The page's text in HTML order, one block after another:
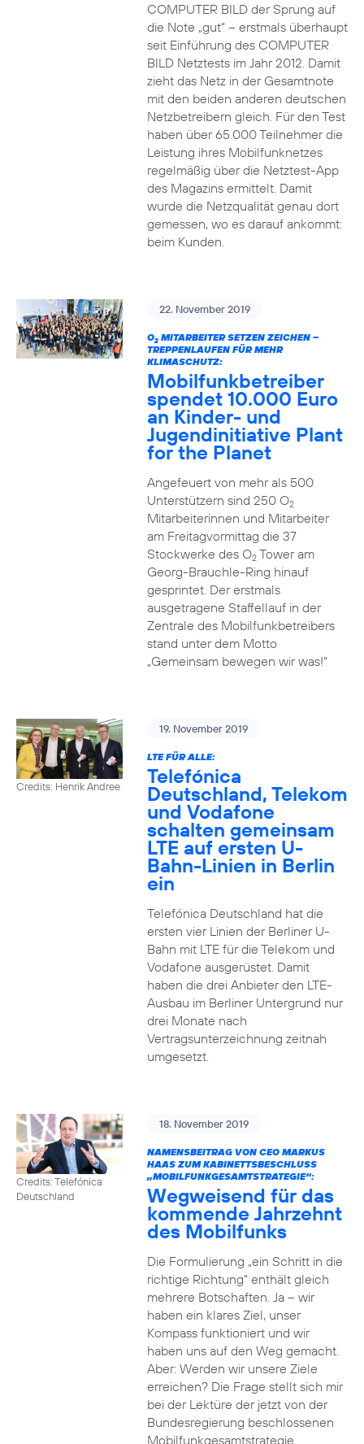
COMPUTER BILD der Sprung auf
die Note „gut“ – erstmals überhaupt
seit Einführung des COMPUTER
BILD Netztests im Jahr 2012. Damit
zieht das Netz in der Gesamtnote
mit den beiden anderen deutschen
Netzbetreibern gleich. Für den Test
haben über 65.000 Teilnehmer die
Leistung ihres Mobilfunknetzes
regelmäßig über die Netztest-App
des Magazins ermittelt. Damit
wurde die Netzqualität genau dort
gemessen, wo es darauf ankommt:
beim Kunden.
22. November 2019
O2MITARBEITER SETZEN ZEICHEN –
TREPPENLAUFEN FÜR MEHR
KLIMASCHUTZ:
Mobilfunkbetreiber
spendet 10.000 Euro
an Kinder- und
Jugendinitiative Plant
for the Planet
Angefeuert von mehr als 500
Unterstützern sind 250 O2
Mitarbeiterinnen und Mitarbeiter
am Freitagvormittag die 37
Stockwerke des O2Tower am
Georg-Brauchle-Ring hinauf
gesprintet. Der erstmals
ausgetragene Staffellauf in der
Zentrale des Mobilfunkbetreibers
stand unter dem Motto
„Gemeinsam bewegen wir was!“
Credits: Henrik Andree
19. November 2019
LTE FÜR ALLE:
Telefónica
Deutschland, Telekom
und Vodafone
schalten gemeinsam
LTE auf ersten U-
Bahn-Linien in Berlin
ein
Telefónica Deutschland hat die
ersten vier Linien der Berliner U-
Bahn mit LTE für die Telekom und
Vodafone ausgerüstet. Damit
haben die drei Anbieter den LTE-
Ausbau im Berliner Untergrund nur
drei Monate nach
Vertragsunterzeichnung zeitnah
umgesetzt.
Credits: Telefónica
Deutschland
18. November 2019
NAMENSBEITRAG VON CEO MARKUS
HAAS ZUM KABINETTSBESCHLUSS
„MOBILFUNKGESAMTSTRATEGIE“:
Wegweisend für das
kommende Jahrzehnt
des Mobilfunks
Die Formulierung „ein Schritt in die
richtige Richtung“ enthält gleich
mehrere Botschaften. Ja – wir
haben ein klares Ziel, unser
Kompass funktioniert und wir
haben uns auf den Weg gemacht.
Aber: Werden wir unsere Ziele
erreichen? Die Frage stellt sich mir
bei der Lektüre der jetzt von der
Bundesregierung beschlossenen
Mobilfunkgesamtstrategie.